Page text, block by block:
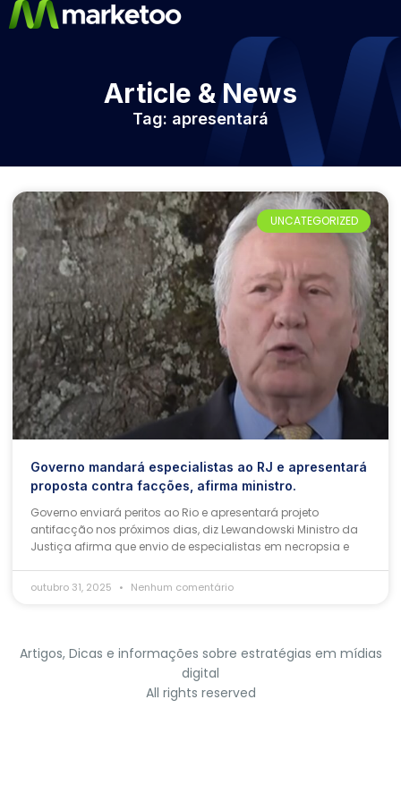
Article & News
Tag: apresentará
UNCATEGORIZED
Governo mandará especialistas ao RJ e apresentará
proposta contra facções, afirma ministro.
Governo enviará peritos ao Rio e apresentará projeto
antifacção nos próximos dias, diz Lewandowski Ministro da
Justiça afirma que envio de especialistas em necropsia e
outubro 31, 2025 Nenhum comentário
Artigos, Dicas e informações sobre estratégias em mídias
digital
All rights reserved